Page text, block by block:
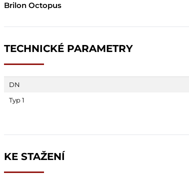
Brilon Octopus
TECHNICKÉ PARAMETRY
DN
Typ 1
KE STAŽENÍ